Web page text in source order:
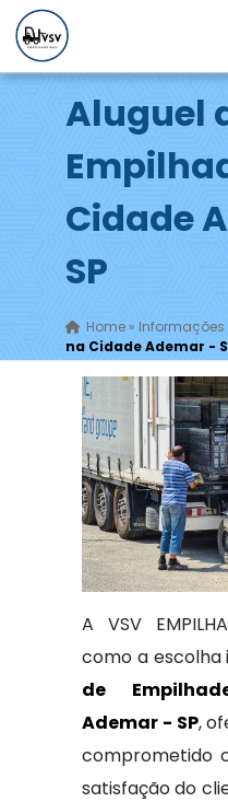
Aluguel
Cidade
SP
Home» Informações
na Cidade Ademar -
A VSV
como a
de
Ademar - SP,
comprometido
satisfação do